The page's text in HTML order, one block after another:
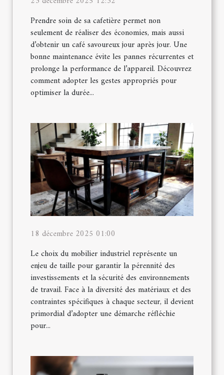
Prendre soin de sa cafetière permet non
seulement de réaliser des économies, mais aussi
d’obtenir un café savoureux jour après jour. Une
bonne maintenance évite les pannes récurrentes et
prolonge la performance de l’appareil. Découvrez
comment adopter les gestes appropriés pour
optimiser la durée...
18 décembre 2025 01:00
Le choix du mobilier industriel représente un
enjeu de taille pour garantir la pérennité des
investissements et la sécurité des environnements
de travail. Face à la diversité des matériaux et des
contraintes spécifiques à chaque secteur, il devient
primordial d’adopter une démarche réfléchie
pour...